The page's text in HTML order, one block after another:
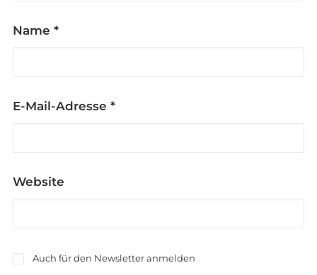
Name *
E-Mail-Adresse *
Website
Auch für den Newsletter anmelden